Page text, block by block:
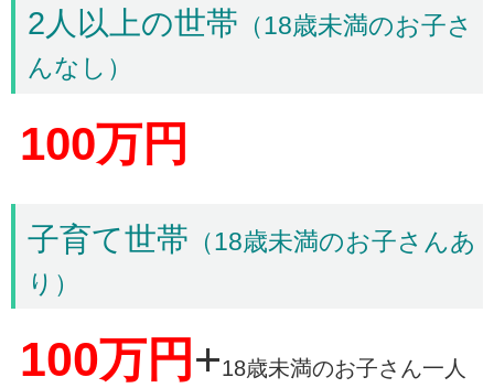
2人以上の世帯 （18歳未満のお子さ
んなし）
100万円
子育て世帯 （18歳未満のお子さんあ
り）
100万円 +18歳未満のお子さん一人